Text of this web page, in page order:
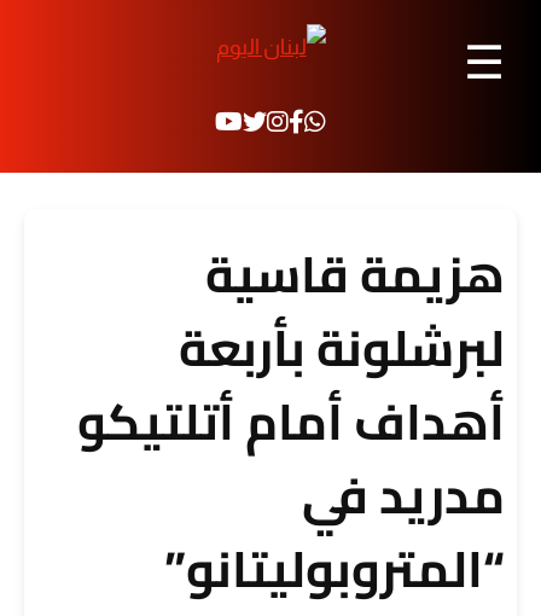
☰
هزيمة قاسية
لبرشلونة بأربعة
أهداف أمام أتلتيكو
مدريد في
“المتروبوليتانو”